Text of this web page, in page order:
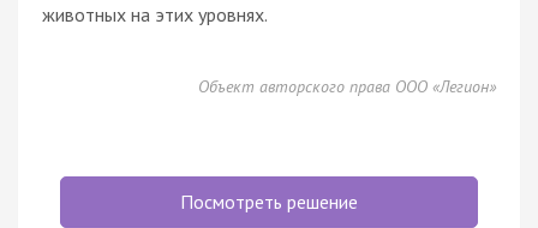
животных на этих уровнях.
Объект авторского права ООО «Легион»
Посмотреть решение